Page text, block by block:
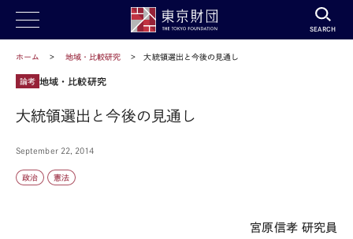
SEARCH
ホーム 地域・比較研究 大統領選出と今後の見通し
論考 地域・比較研究
大統領選出と今後の見通し
September 22, 2014
政治 憲法
宮原信孝 研究員